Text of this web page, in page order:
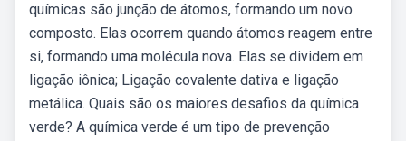
químicas são junção de átomos, formando um novo
composto. Elas ocorrem quando átomos reagem entre
si, formando uma molécula nova. Elas se dividem em
ligação iônica; Ligação covalente dativa e ligação
metálica. Quais são os maiores desafios da química
verde? A química verde é um tipo de prevenção